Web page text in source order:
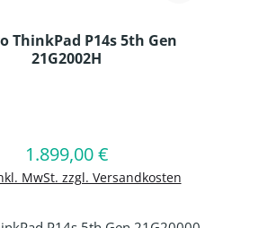
ThinkPad P14s 5th Gen
21G2002H
Regulärer Preis:
1.899,00 €
MwSt. zzgl. Versandkosten
In den Warenkorb